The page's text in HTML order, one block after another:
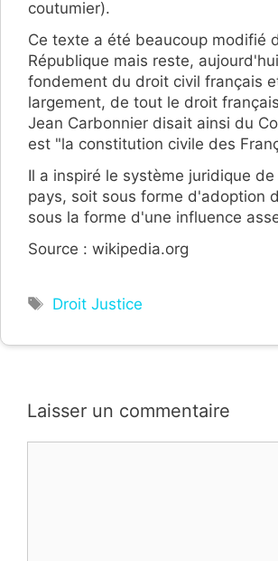
coutumier).
Ce texte a été beaucoup modifié
République mais reste,
fondement du droit civil français
largement, de tout le droit
Jean Carbonnier disait ainsi du
est "la constitution civile des
Il a inspiré le système juridique
pays, soit sous forme d'adoption
sous la forme d'une influence
Source : wikipedia.org
Étiquettes
Droit Justice
Laisser un commentaire